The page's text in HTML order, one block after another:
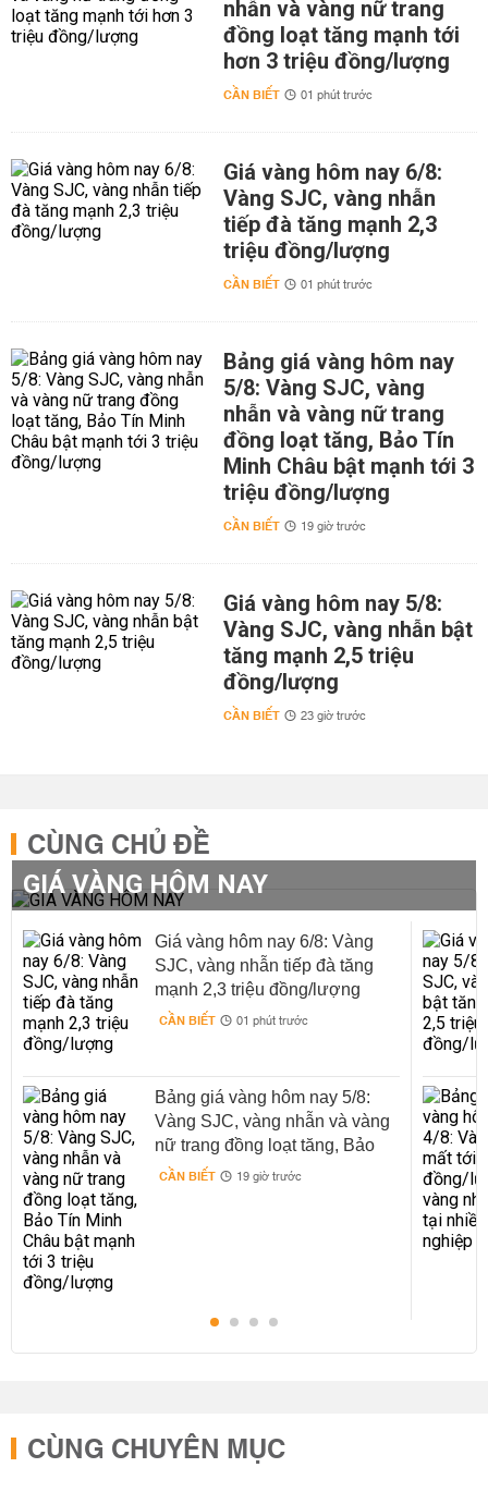
nhẫn và vàng nữ trang
đồng loạt tăng mạnh tới
hơn 3 triệu đồng/lượng
CẦN BIẾT 01 phút trước
Giá vàng hôm nay 6/8:
Vàng SJC, vàng nhẫn
tiếp đà tăng mạnh 2,3
triệu đồng/lượng
CẦN BIẾT 01 phút trước
Bảng giá vàng hôm nay
5/8: Vàng SJC, vàng
nhẫn và vàng nữ trang
đồng loạt tăng, Bảo Tín
Minh Châu bật mạnh tới 3
triệu đồng/lượng
CẦN BIẾT 19 giờ trước
Giá vàng hôm nay 5/8:
Vàng SJC, vàng nhẫn bật
tăng mạnh 2,5 triệu
đồng/lượng
CẦN BIẾT 23 giờ trước
CÙNG CHỦ ĐỀ
GIÁ VÀNG HÔM NAY
Giá vàng hôm nay 6/8: Vàng
SJC, vàng nhẫn tiếp đà tăng
mạnh 2,3 triệu đồng/lượng
CẦN BIẾT 01 phút trước
Bảng giá vàng hôm nay 5/8:
Vàng SJC, vàng nhẫn và vàng
nữ trang đồng loạt tăng, Bảo
Tín Minh Châu bật mạnh tới 3
CẦN BIẾT 19 giờ trước
CÙNG CHUYÊN MỤC